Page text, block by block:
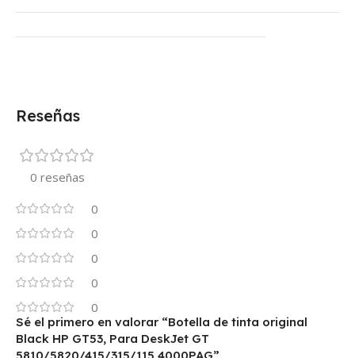
Reseñas
0 reseñas
0
0
0
0
0
Sé el primero en valorar “Botella de tinta original
Black HP GT53, Para DeskJet GT